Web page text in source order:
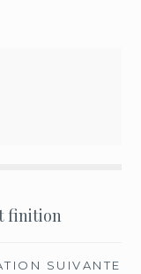
finition
SUIVANTE